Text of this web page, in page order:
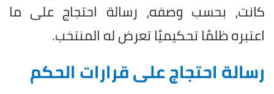
كانت، بحسب وصفه، رسالة احتجاج على ما
اعتبره ظلمًا تحكيميًا تعرض له المنتخب.
رسالة احتجاج على قرارات الحكم